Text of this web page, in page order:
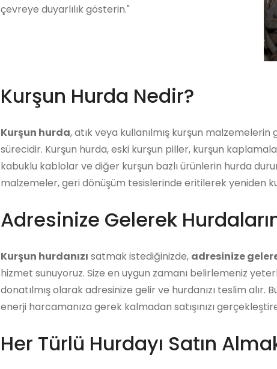
çevreye duyarlılık gösterin."
Kurşun Hurda Nedir?
Kurşun hurda, atık veya kullanılmış kurşun
sürecidir. Kurşun hurda, eski kurşun piller, kurşun
kabuklu kablolar ve diğer kurşun bazlı ürünlerin hurda
malzemeler, geri dönüşüm tesislerinde eritilerek yeniden
Adresinize Gelerek
Kurşun hurdanızı satmak istediğinizde, adresinize
hizmet sunuyoruz. Size en uygun zamanı belirlemeniz
donatılmış olarak adresinize gelir ve hurdanızı teslim alır.
enerji harcamanıza gerek kalmadan satışınızı
Her Türlü Hurdayı Satın